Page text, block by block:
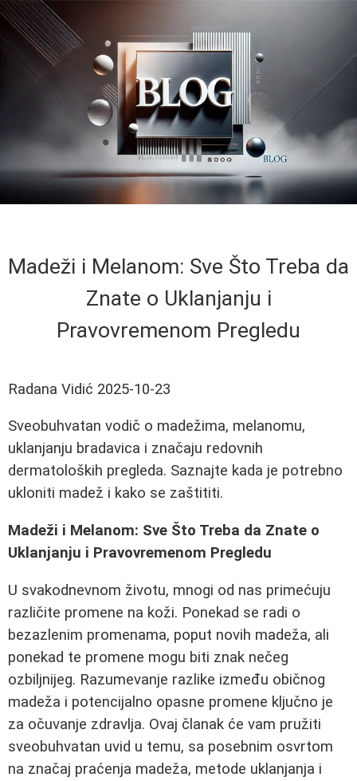
Madeži i Melanom: Sve Što Treba da
Znate o Uklanjanju i
Pravovremenom Pregledu
Radana Vidić 2025-10-23
Sveobuhvatan vodič o madežima, melanomu,
uklanjanju bradavica i značaju redovnih
dermatoloških pregleda. Saznajte kada je potrebno
ukloniti madež i kako se zaštititi.
Madeži i Melanom: Sve Što Treba da Znate o
Uklanjanju i Pravovremenom Pregledu
U svakodnevnom životu, mnogi od nas primećuju
različite promene na koži. Ponekad se radi o
bezazlenim promenama, poput novih madeža, ali
ponekad te promene mogu biti znak nečeg
ozbiljnijeg. Razumevanje razlike između običnog
madeža i potencijalno opasne promene ključno je
za očuvanje zdravlja. Ovaj članak će vam pružiti
sveobuhvatan uvid u temu, sa posebnim osvrtom
na značaj praćenja madeža, metode uklanjanja i